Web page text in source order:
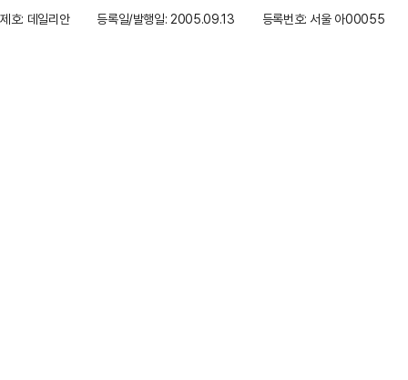
제호: 데일리안
등록일/발행일: 2005.09.13 등록번호: 서울 아00055